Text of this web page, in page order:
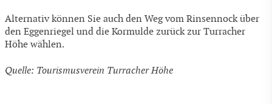
Alternativ können Sie auch den Weg vom Rinsennock über
den Eggenriegel und die Kormulde zurück zur Turracher
Höhe wählen.
Quelle: Tourismusverein Turracher Höhe